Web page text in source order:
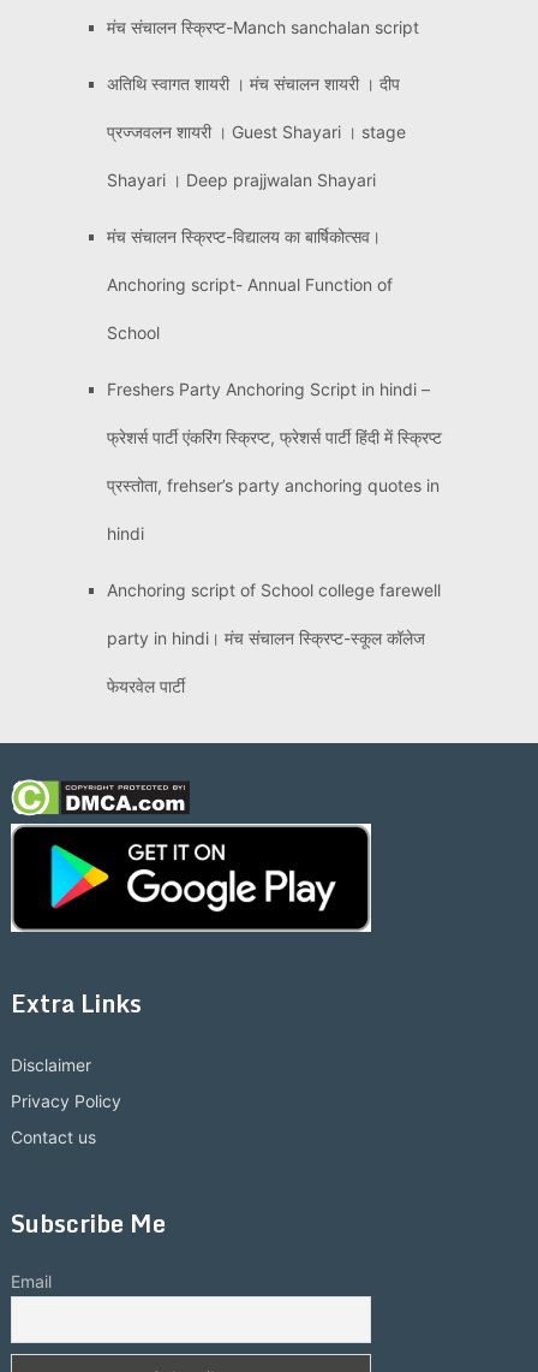
मंच संचालन स्क्रिप्ट-Manch sanchalan script
अतिथि स्वागत शायरी । मंच संचालन शायरी । दीप
प्रज्जवलन शायरी । Guest Shayari । stage
Shayari । Deep prajjwalan Shayari
मंच संचालन स्क्रिप्ट-विद्यालय का बार्षिकोत्सव।
Anchoring script- Annual Function of
School
Freshers Party Anchoring Script in hindi –
फ्रेशर्स पार्टी एंकरिंग स्क्रिप्ट, फ्रेशर्स पार्टी हिंदी में स्क्रिप्ट
प्रस्तोता, frehser’s party anchoring quotes in
hindi
Anchoring script of School college farewell
party in hindi। मंच संचालन स्क्रिप्ट-स्कूल कॉलेज
फेयरवेल पार्टी
Extra Links
Disclaimer
Privacy Policy
Contact us
Subscribe Me
Email